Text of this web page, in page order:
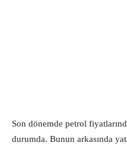
Son dönemde petrol
durumda. Bunun arkasında